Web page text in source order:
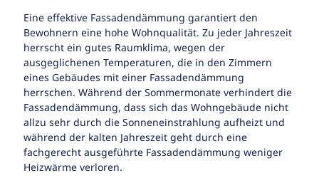
Eine effektive Fassadendämmung garantiert den
Bewohnern eine hohe Wohnqualität. Zu jeder Jahreszeit
herrscht ein gutes Raumklima, wegen der
ausgeglichenen Temperaturen, die in den Zimmern
eines Gebäudes mit einer Fassadendämmung
herrschen. Während der Sommermonate verhindert die
Fassadendämmung, dass sich das Wohngebäude nicht
allzu sehr durch die Sonneneinstrahlung aufheizt und
während der kalten Jahreszeit geht durch eine
fachgerecht ausgeführte Fassadendämmung weniger
Heizwärme verloren.